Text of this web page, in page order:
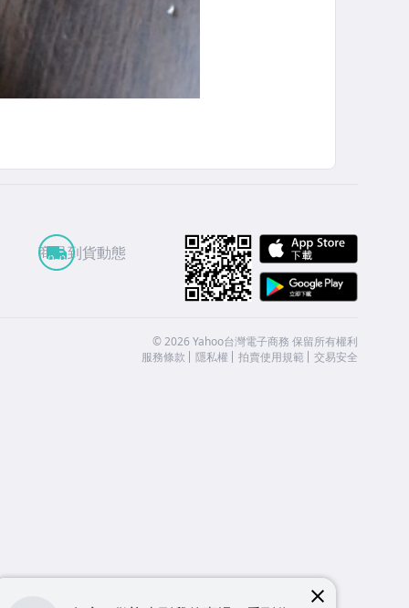
商品到貨動態
©2026 Yahoo台灣電子商務 保留所有權利
服務條款
隱私權 拍賣使用規範 交易安全